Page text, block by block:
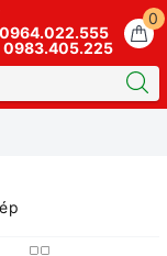
0
0964.022.555
0983.405.225